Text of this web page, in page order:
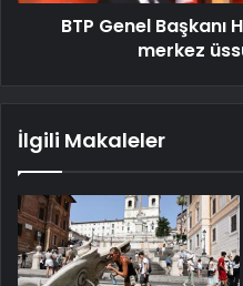
BTP Genel Başkanı
merkez
İlgili Makaleler